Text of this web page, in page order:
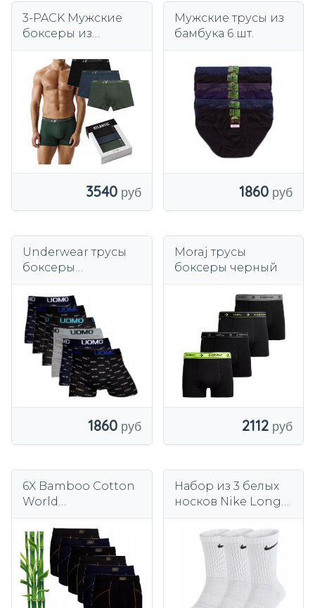
3-PACK Мужские
боксеры из
3MH 231
3540
Мужские трусы из
бамбука 6 шт.
1860
Underwear трусы
боксеры
1860
Moraj трусы
боксеры черный
2112
6X Bamboo Cotton
World
е боксеры
Набор из 3 белых
носков Nike Long
Crew SX4508-101